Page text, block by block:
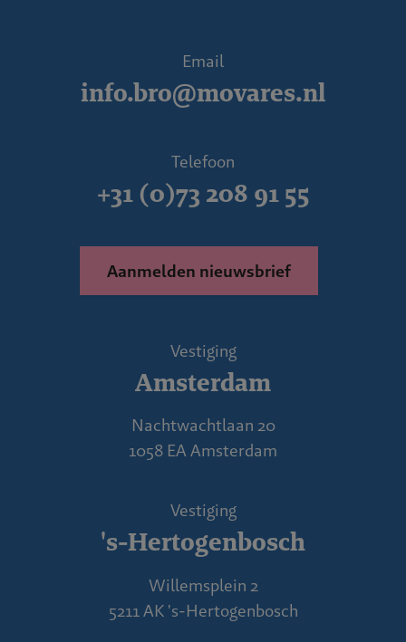
Email
info.bro@movares.nl
Telefoon
+31 (0)73 208 91 55
Aanmelden nieuwsbrief
Vestiging
Amsterdam
Nachtwachtlaan 20
1058 EA Amsterdam
Vestiging
's-Hertogenbosch
Willemsplein 2
5211 AK 's-Hertogenbosch